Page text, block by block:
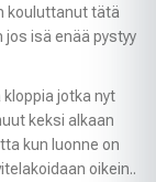
kouluttanut tätä
jos isä enää pystyy
jotka nyt
keksi alkaan
kun luonne on
oikein..